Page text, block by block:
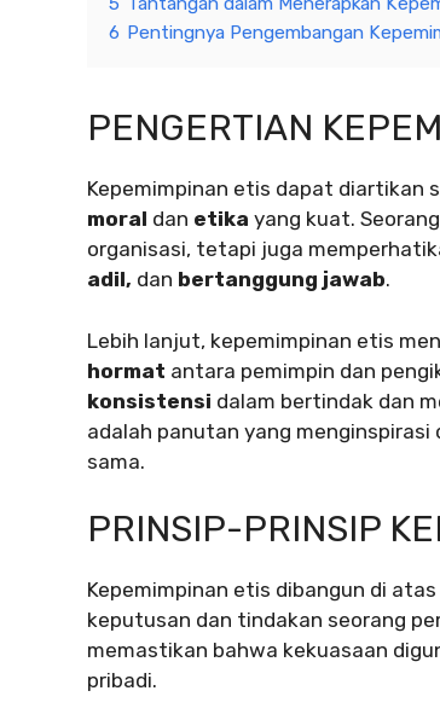
6 Pentingnya Pengembangan
PENGERTIAN
Kepemimpinan etis dapat diartikan
moral dan etika yang kuat.
organisasi, tetapi juga
adil, dan bertanggung jawab.
Lebih lanjut, kepemimpinan etis
hormat antara pemimpin dan
konsistensi dalam bertindak dan
adalah panutan yang
sama.
PRINSIP-PRINSIP
Kepemimpinan etis dibangun di
keputusan dan tindakan seorang
memastikan bahwa kekuasaan
pribadi.